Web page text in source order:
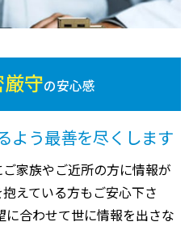
守の安心感
よう最善を尽くします
家族やご近所の方に情報が
えている方もご安心下さ
合わせて世に情報を出さな